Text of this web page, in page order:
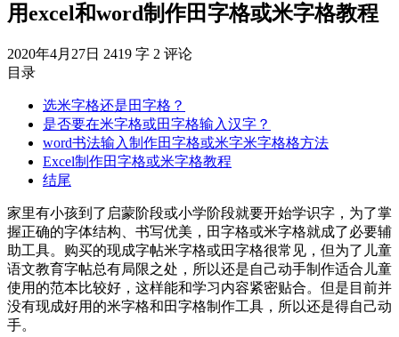
用excel和word制作田字格或米字格教程
2020年4月27日 2419 字 2 评论
目录
选米字格还是田字格？
是否要在米字格或田字格输入汉字？
word书法输入制作田字格或米字米字格格方法
Excel制作田字格或米字格教程
结尾
家里有小孩到了启蒙阶段或小学阶段就要开始学识字，为了掌
握正确的字体结构、书写优美，田字格或米字格就成了必要辅
助工具。购买的现成字帖米字格或田字格很常见，但为了儿童
语文教育字帖总有局限之处，所以还是自己动手制作适合儿童
使用的范本比较好，这样能和学习内容紧密贴合。但是目前并
没有现成好用的米字格和田字格制作工具，所以还是得自己动
手。